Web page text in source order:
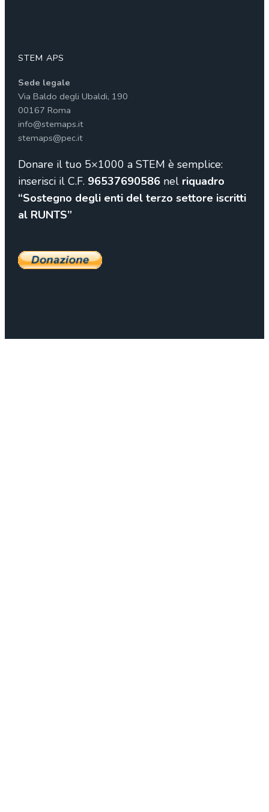
STEM APS
Sede legale
Via Baldo degli Ubaldi, 190
00167 Roma
info@stemaps.it
stemaps@pec.it
Donare il tuo 5×1000 a STEM è semplice:
inserisci il C.F. 96537690586 nel riquadro
“Sostegno degli enti del terzo settore iscritti
al RUNTS”